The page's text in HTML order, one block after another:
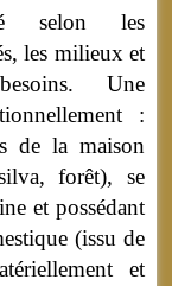
selon les
les milieux et
Une
:
de la maison
forêt), se
et possédant
(issu de
et